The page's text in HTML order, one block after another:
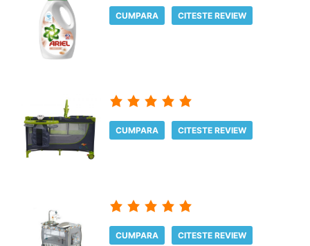
CUMPARA CITESTE REVIEW
CUMPARA CITESTE REVIEW
CUMPARA CITESTE REVIEW